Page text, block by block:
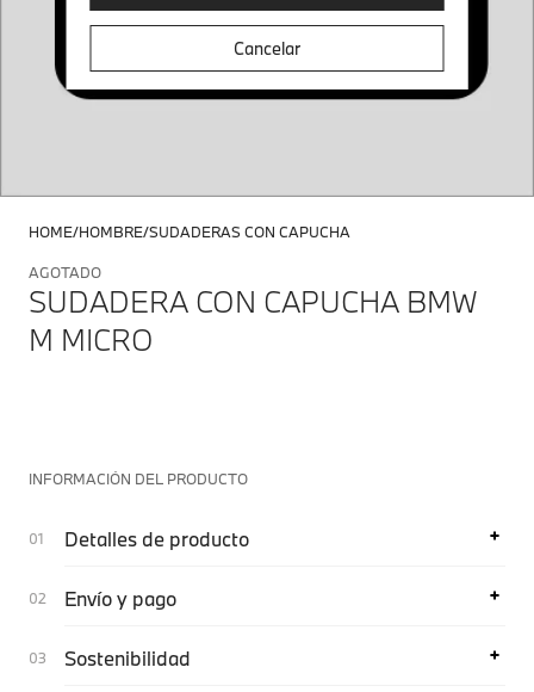
HOME HOMBRE SUDADERAS CON CAPUCHA
AGOTADO
SUDADERA CON CAPUCHA BMW
M MICRO
INFORMACIÓN DEL PRODUCTO
Detalles de producto
Envío y pago
Sostenibilidad
Cancelar